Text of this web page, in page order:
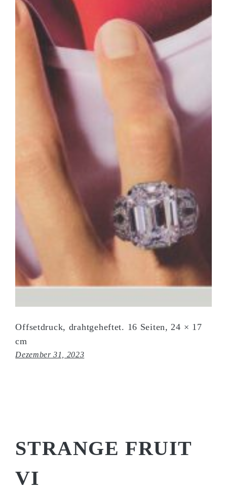
Offsetdruck, drahtgeheftet. 16 Seiten, 24 × 17
cm
Dezember 31, 2023
STRANGE FRUIT
VI